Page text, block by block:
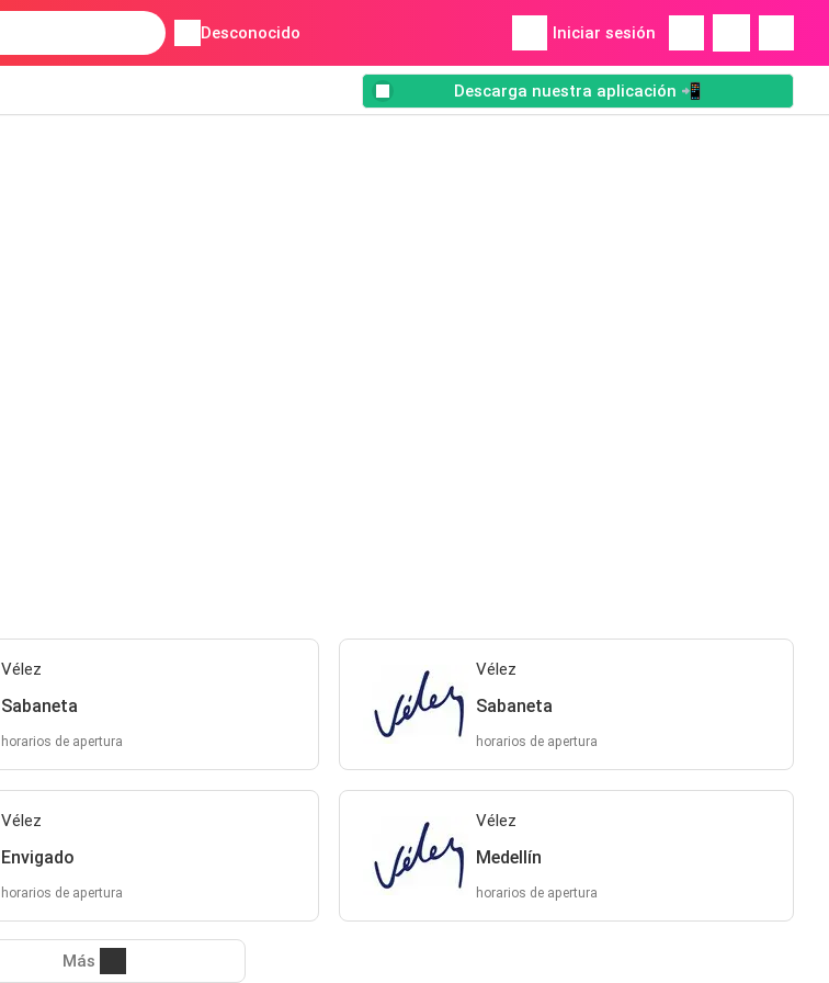
Desconocido Iniciar sesión
Descarga nuestra aplicación 📲
Vélez
Sabaneta
horarios de apertura
Vélez
Sabaneta
horarios de apertura
Vélez
Envigado
horarios de apertura
Vélez
Medellín
horarios de apertura
Más